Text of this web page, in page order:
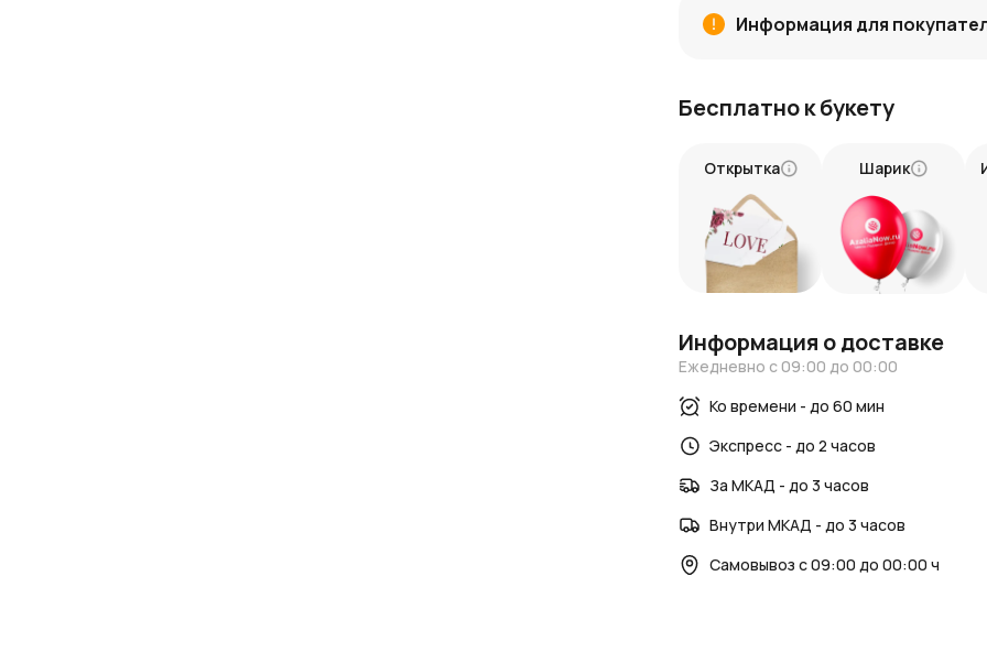
Почему стоит выбрать
Профессиональное оформление:
Экзотика в подарок
Этот премиум букет подойдёт для
это настоящий шедевр, который
сейчас и подарите яркие эмоции
Вибурнум зеленый Roseum-5шт
Информация для
Бесплатно к букету
Открытка Шарик
Информация о доставке
Ежедневно с 09:00 до 00:00
Ко времени - до 60 мин
Экспресс - до 2 часов
За МКАД - до 3 часов
Внутри МКАД - до 3 часов
Самовывоз с 09:00 до 00:00 ч